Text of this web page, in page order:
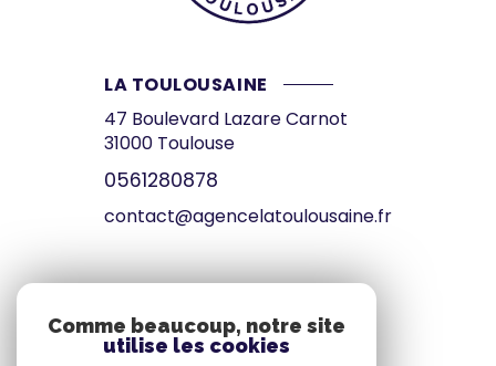
LA TOULOUSAINE
47 Boulevard Lazare Carnot
31000 Toulouse
0561280878
contact@agencelatoulousaine.fr
Espace propriétaire
Comme beaucoup, notre site
utilise les cookies